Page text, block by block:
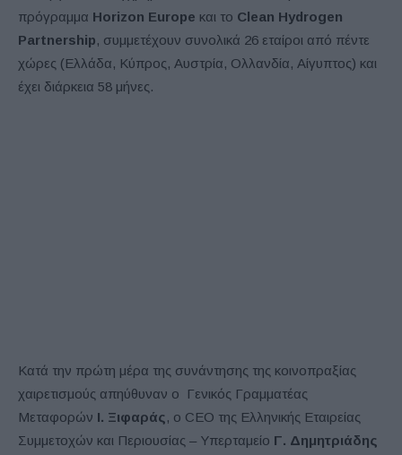
πρόγραμμα Horizon Europe και το Clean Hydrogen
Partnership, συμμετέχουν συνολικά 26 εταίροι από πέντε
χώρες (Ελλάδα, Κύπρος, Αυστρία, Ολλανδία, Αίγυπτος) και
έχει διάρκεια 58 μήνες.
Κατά την πρώτη μέρα της συνάντησης της κοινοπραξίας
χαιρετισμούς απηύθυναν ο Γενικός Γραμματέας
Μεταφορών Ι. Ξιφαράς , ο CEO της Ελληνικής Εταιρείας
Συμμετοχών και Περιουσίας – Υπερταμείο Γ. Δημητριάδης